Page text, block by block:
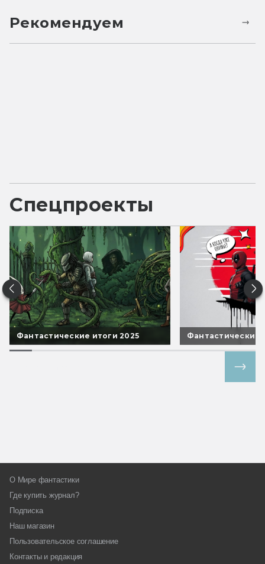
Рекомендуем
Спецпроекты
Фантастические итоги 2025 Фантастические
О Мире фантастики
Где купить журнал?
Подписка
Наш магазин
Пользовательское соглашение
Контакты и редакция